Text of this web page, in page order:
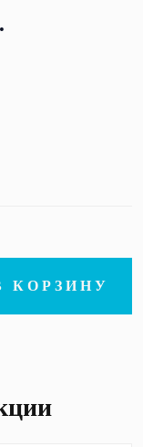
КОРЗИНУ